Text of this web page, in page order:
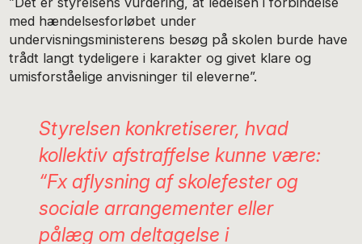
med hændelsesforløbet under
undervisningsministerens besøg på skolen burde have
trådt langt tydeligere i karakter og givet klare og
umisforståelige anvisninger til eleverne”.
Styrelsen konkretiserer, hvad
kollektiv afstraffelse kunne være:
“Fx aflysning af skolefester og
sociale arrangementer eller
pålæg om deltagelse i